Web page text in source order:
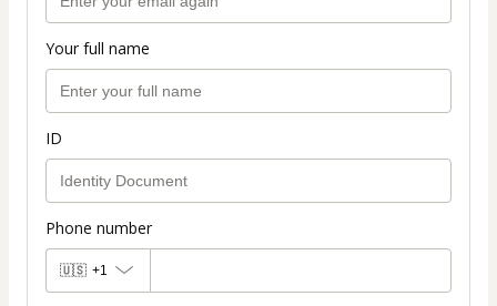
Your full name
ID
Phone number
🇺🇸 +1